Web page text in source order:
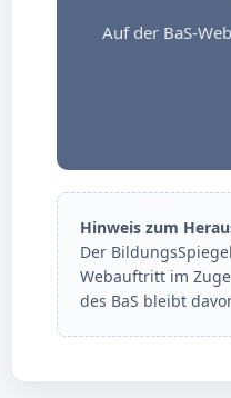
Auf der BaS-
Hinweis zum
Der
Webauftritt im
des BaS bleibt